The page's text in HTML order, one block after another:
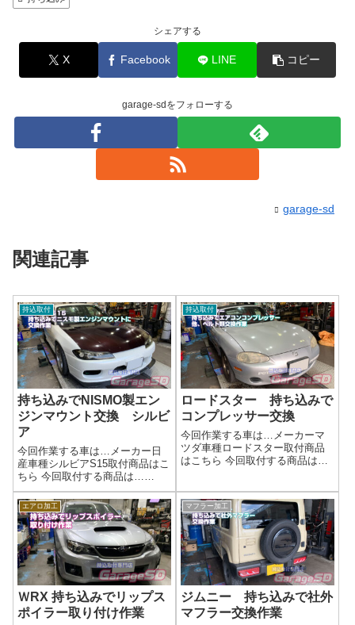
シェアする
X Facebook LINE コピー
garage-sdをフォローする
garage-sd
関連記事
持込取付
持ち込みでNISMO製エン
ジンマウント交換 シルビ
ア
今回作業する車は…メーカー日
産車種シルビアS15取付商品はこ
ちら 今回取付する商品は…
NISMO製 エンジンマウント作
業写真ニスモなので、もちろん
強化品です当店ではメンバーブ
ッシュの打替え作業も可能です
よ！作業完了シルビアの整備は
ガレージＳ...
持込取付
ロードスター 持ち込みで
コンプレッサー交換
今回作業する車は…メーカーマ
ツダ車種ロードスター取付商品
はこちら 今回取付する商品は…
ッサー故障診断はPS134を使っ
ての診断になるので、より故障
原因の追究になります。原因が
わかりやす...
エアロ加工
ＷRX 持ち込みでリップス
ポイラー取り付け作業
マフラー加工
ジムニー 持ち込みで社外
マフラー交換作業